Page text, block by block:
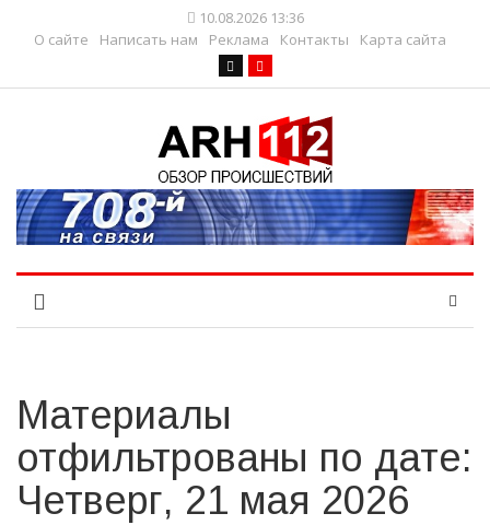
10.08.2026 13:36
О сайте
Написать нам Реклама Контакты Карта сайта
Материалы
отфильтрованы по дате:
Четверг, 21 мая 2026